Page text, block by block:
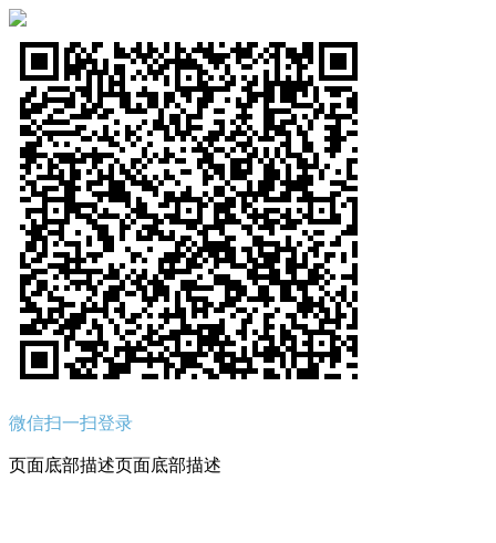
微信扫一扫登录
页面底部描述页面底部描述